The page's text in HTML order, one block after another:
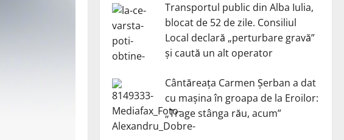
Transportul public din Alba Iulia,
blocat de 52 de zile. Consiliul
Local declară „perturbare gravă”
și caută un alt operator
Cântăreața Carmen Șerban a dat
cu mașina în groapa de la Eroilor:
„Trage stânga rău, acum”